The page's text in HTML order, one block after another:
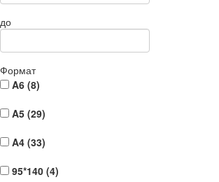
до
Формат
A6 (8)
A5 (29)
A4 (33)
95*140 (4)